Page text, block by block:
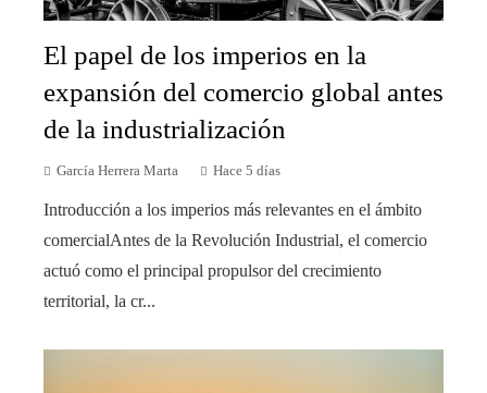
El papel de los imperios en la
expansión del comercio global antes
de la industrialización
García Herrera Marta Hace 5 días
Introducción a los imperios más relevantes en el ámbito
comercialAntes de la Revolución Industrial, el comercio
actuó como el principal propulsor del crecimiento
territorial, la cr...